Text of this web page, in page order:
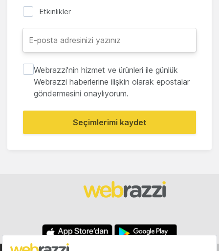
Etkinlikler
Webrazzi'nin hizmet ve ürünleri ile günlük
Webrazzi haberlerine ilişkin olarak epostalar
göndermesini onaylıyorum.
Seçimlerimi kaydet